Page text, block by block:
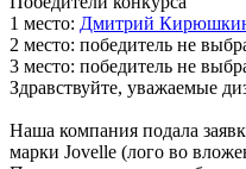
1 место: Д­мит­рий
2 место: победитель не
3 место: победитель не
Здравствуйте, уважаемые
Наша компания подала
марки Jovelle (лого во